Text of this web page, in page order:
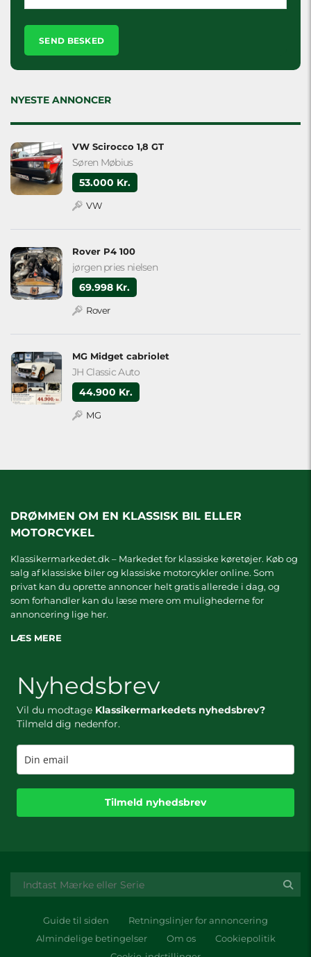
Please
leave
empty.
NYESTE ANNONCER
VW Scirocco 1,8 GT
Søren Møbius
53.000 Kr.
VW
Rover P4 100
jørgen pries nielsen
69.998 Kr.
Rover
MG Midget cabriolet
JH Classic Auto
44.900 Kr.
MG
DRØMMEN OM EN KLASSISK BIL ELLER
MOTORCYKEL
Klassikermarkedet.dk – Markedet for klassiske køretøjer. Køb og
salg af klassiske biler og klassiske motorcykler online. Som
privat kan du oprette annoncer helt gratis allerede i dag, og
som forhandler kan du læse mere om mulighederne for
annoncering lige her.
LÆS MERE
Nyhedsbrev
Vil du modtage Klassikermarkedets nyhedsbrev?
Tilmeld dig nedenfor.
Tilmeld nyhedsbrev
Guide til siden
Retningslinjer for annoncering
Almindelige betingelser
Om os
Cookiepolitik